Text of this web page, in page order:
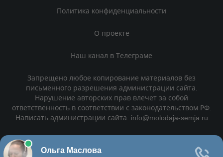
Политика конфиденциальности
О проекте
Наш канал в Телеграме
Запрещено любое копирование материалов без
письменного разрешения администрации сайта.
Нарушение авторских прав влечет за собой
ответственность в соответствии с законодательством РФ.
Написать администрации сайта: info@molodaja-semja.ru
Запрещено любое копирование материалов без